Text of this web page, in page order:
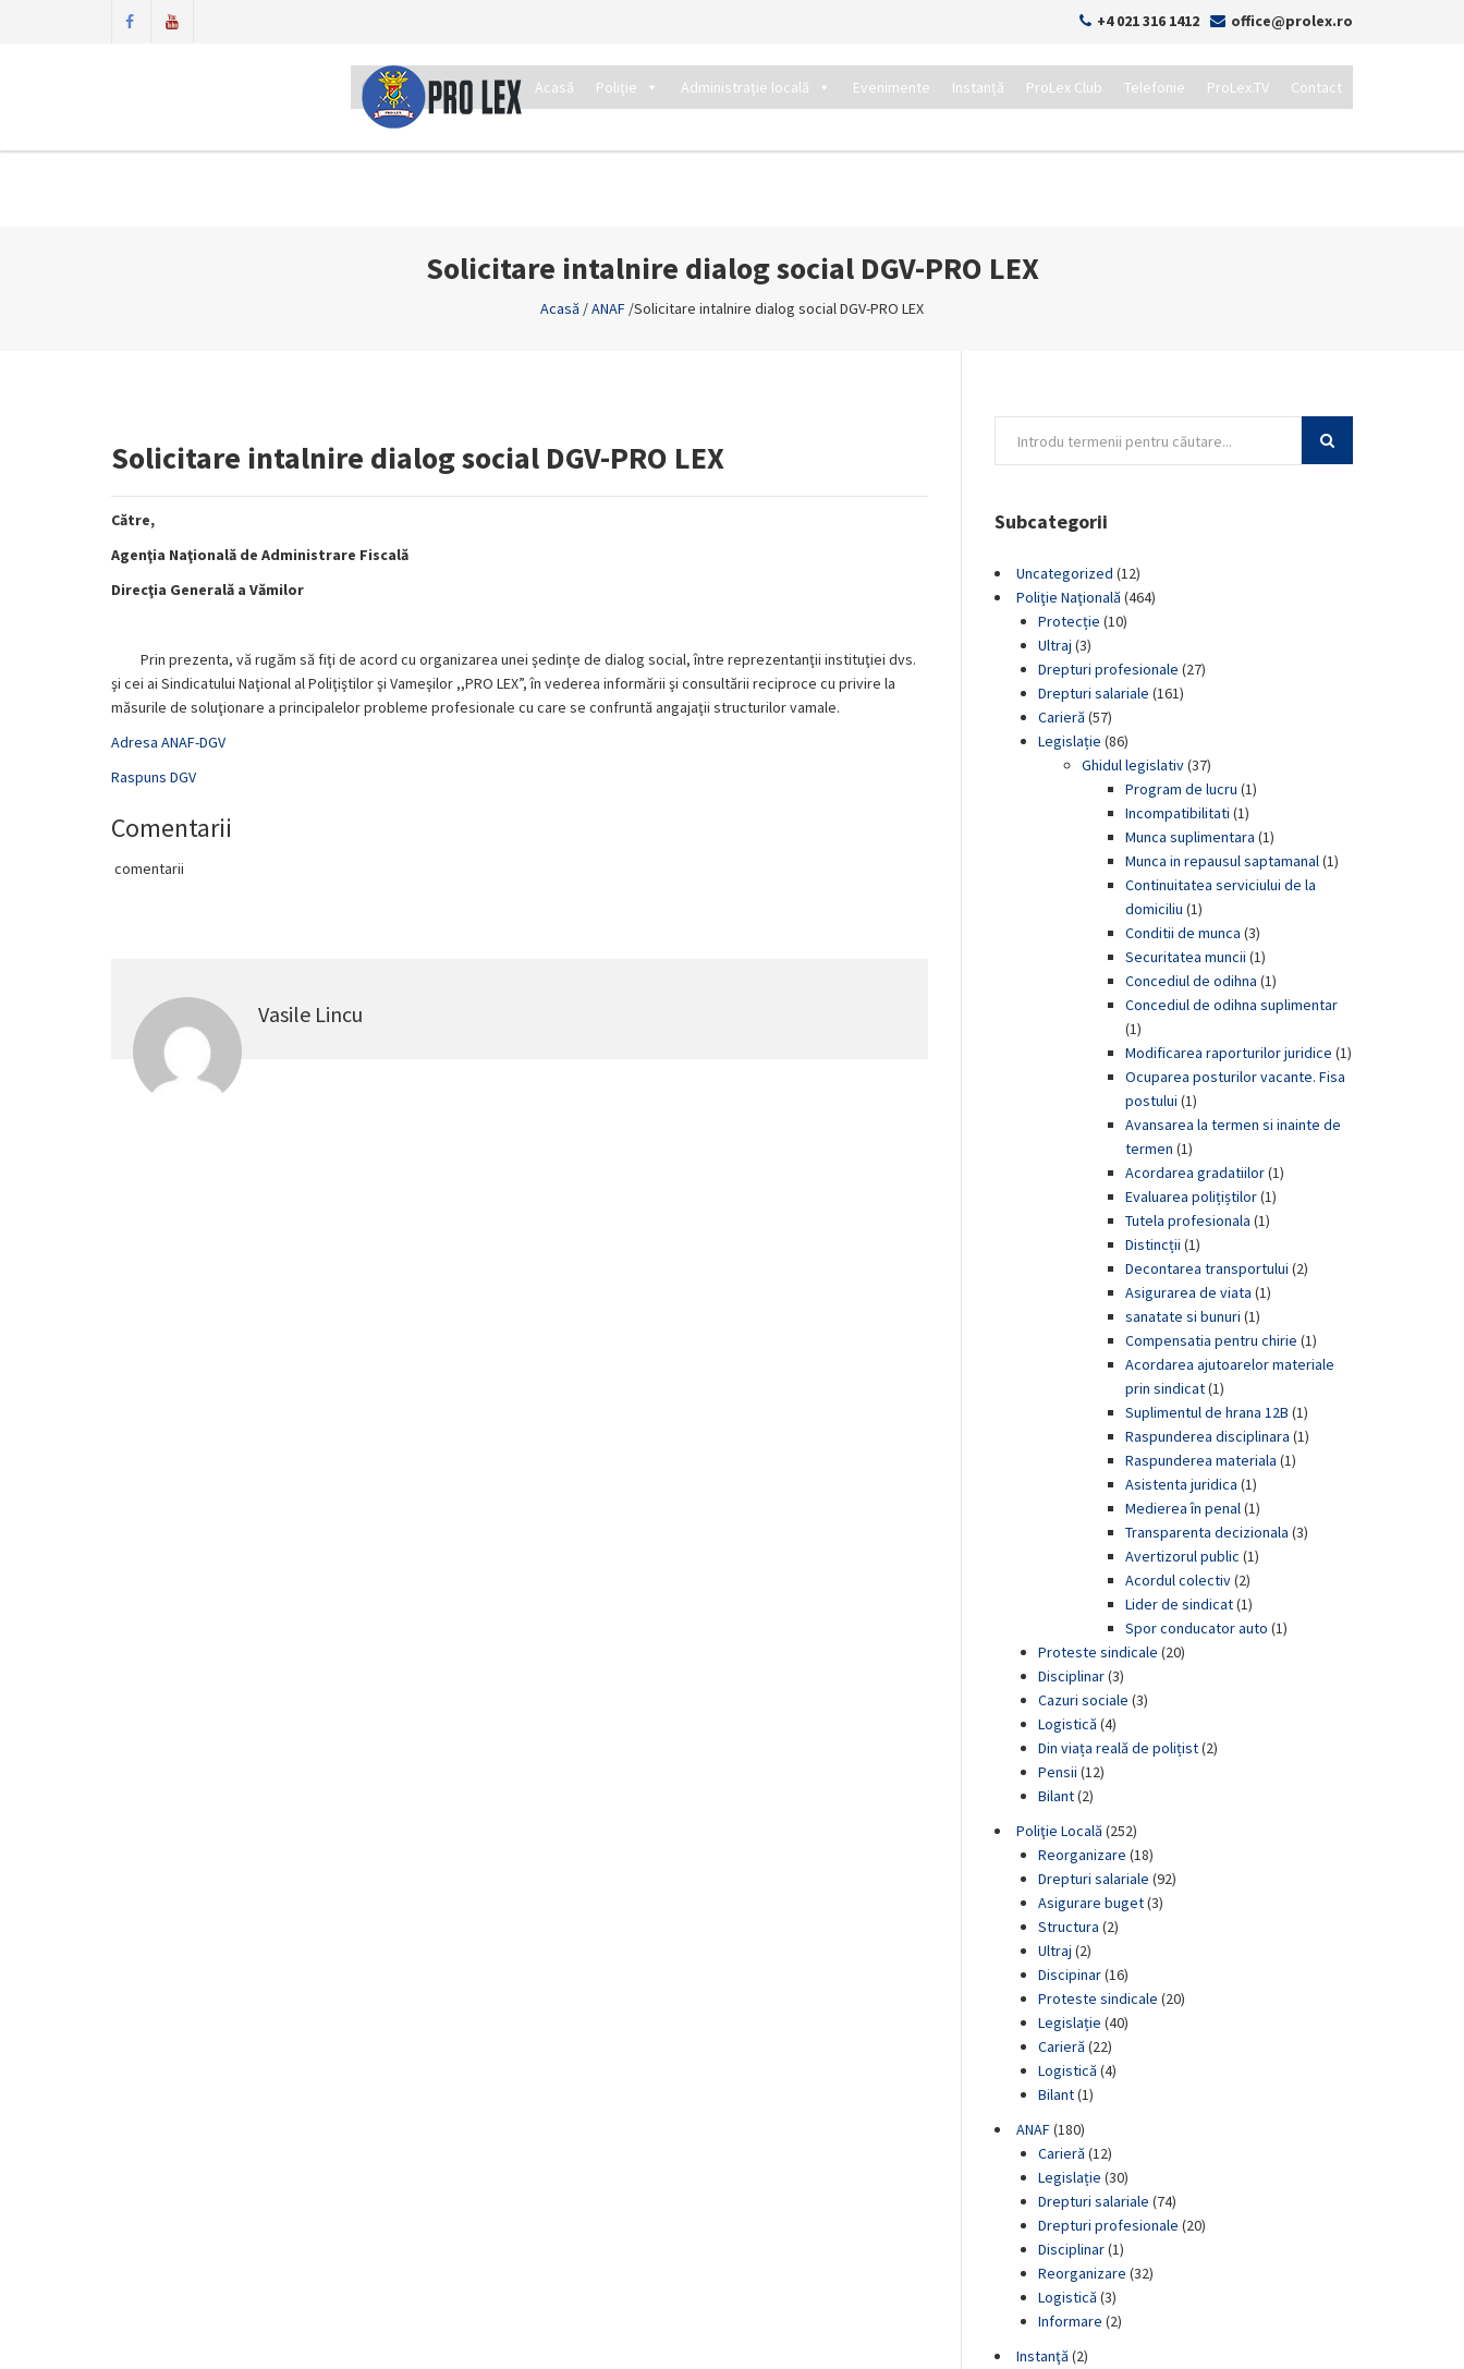
+4 021 316 1412 office@prolex.ro
Acasă Poliție Administrație locală Evenimente Instanță ProLex Club Telefonie ProLex.TV Contact
Solicitare intalnire dialog social DGV-PRO LEX
Acasă /ANAF /Solicitare intalnire dialog social DGV-PRO LEX
Solicitare intalnire dialog social DGV-PRO LEX
Către,
Agenţia Naţională de Administrare Fiscală
Direcţia Generală a Vămilor
Prin prezenta, vă rugăm să fiţi de acord cu organizarea unei şedinţe de dialog social, între reprezentanţii instituţiei dvs.
şi cei ai Sindicatului Naţional al Poliţiştilor şi Vameşilor ,,PRO LEX”, în vederea informării şi consultării reciproce cu privire la
măsurile de soluţionare a principalelor probleme profesionale cu care se confruntă angajaţii structurilor vamale.
Adresa ANAF-DGV
Raspuns DGV
Comentarii
comentarii
Vasile Lincu
Subcategorii
Uncategorized (12)
Poliţie Naţională (464)
Protecție (10)
Ultraj (3)
Drepturi profesionale (27)
Drepturi salariale (161)
Carieră (57)
Legislație (86)
Ghidul legislativ(37)
Program de lucru (1)
Incompatibilitati (1)
Munca suplimentara (1)
Munca in repausul saptamanal(1)
Continuitatea serviciului de la
domiciliu (1)
Conditii de munca (3)
Securitatea muncii (1)
Concediul de odihna (1)
Concediul de odihna suplimentar
(1)
Modificarea raporturilor juridice (1)
Ocuparea posturilor vacante. Fisa
postului (1)
Avansarea la termen si inainte de
termen (1)
Acordarea gradatiilor(1)
Evaluarea polițiștilor(1)
Tutela profesionala (1)
Distincții (1)
Decontarea transportului (2)
Asigurarea de viata (1)
sanatate si bunuri (1)
Compensatia pentru chirie (1)
Acordarea ajutoarelor materiale
prin sindicat(1)
Suplimentul de hrana 12B (1)
Raspunderea disciplinara (1)
Raspunderea materiala (1)
Asistenta juridica (1)
Medierea în penal(1)
Transparenta decizionala (3)
Avertizorul public (1)
Acordul colectiv(2)
Lider de sindicat(1)
Spor conducator auto (1)
Proteste sindicale (20)
Disciplinar(3)
Cazuri sociale (3)
Logistică (4)
Din viața reală de polițist(2)
Pensii (12)
Bilant(2)
Poliţie Locală (252)
Reorganizare (18)
Drepturi salariale (92)
Asigurare buget(3)
Structura (2)
Ultraj (2)
Discipinar(16)
Proteste sindicale (20)
Legislație (40)
Carieră (22)
Logistică (4)
Bilant(1)
ANAF(180)
Carieră (12)
Legislație (30)
Drepturi salariale (74)
Drepturi profesionale (20)
Disciplinar(1)
Reorganizare (32)
Logistică (3)
Informare (2)
Instanţă (2)